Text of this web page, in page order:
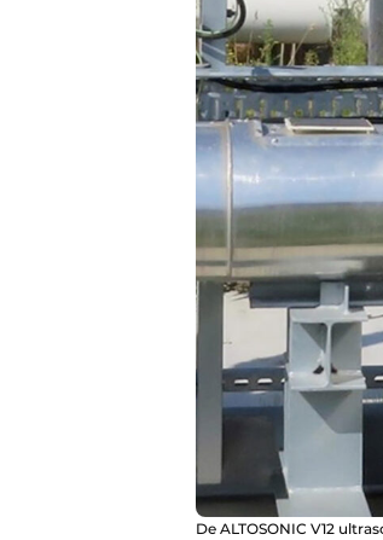
De ALTOSONIC V12